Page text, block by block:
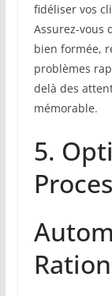
fidéliser vos
Assurez-vous
bien formée,
problèmes
delà des
mémorable.
5.